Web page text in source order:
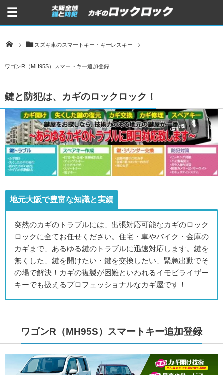
スズキ車のスマートキー・キーレスキー
ワゴンR（MH95S）スマートキー追加登録
鍵と防犯は、カギのロックロック！
地元大阪で豊富な知識と実績
突然のカギのトラブルには、出張対応可能なカギのロック
ロックに全てお任せください。住宅・車やバイク・金庫の
カギまで、あるゆる鍵のトラブルに迅速対応します。鍵を
無くした、鍵を開けたい・鍵を交換したい、緊急出動でそ
の場で解決！カギの複製が困難といわれるイモビライザー
キーでも扱えるプロフェッショナルなカギ屋です！
ワゴンR（MH95S）スマートキー追加登録